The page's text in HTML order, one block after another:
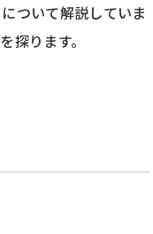
ついて解説していま
探ります。